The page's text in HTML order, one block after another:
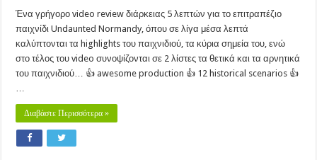
Ένα γρήγορο video review διάρκειας 5 λεπτών για το επιτραπέζιο
παιχνίδι Undaunted Normandy, όπου σε λίγα μέσα λεπτά
καλύπτονται τα highlights του παιχνιδιού, τα κύρια σημεία του, ενώ
στο τέλος του video συνοψίζονται σε 2 λίστες τα θετικά και τα αρνητικά
του παιχνιδιού… 👍 awesome production 👍 12 historical scenarios 👍
…
Διαβάστε Περισσότερα »